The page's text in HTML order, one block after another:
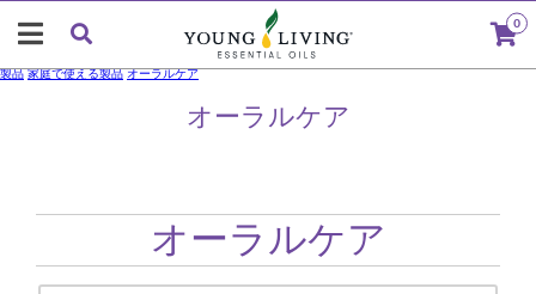
0
オーラルケア
製品 家庭で使える製品 オーラルケア
オーラルケア